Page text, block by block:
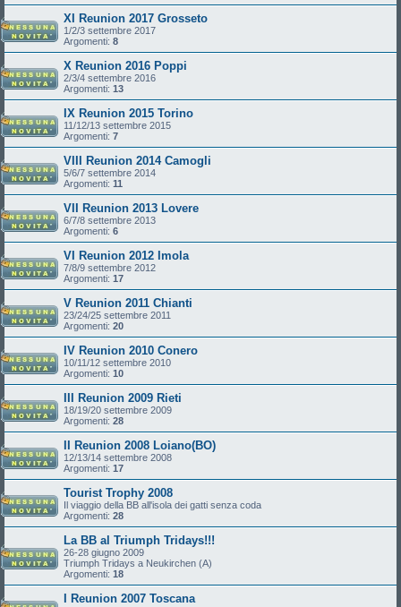
XI Reunion 2017 Grosseto
1/2/3 settembre 2017
Argomenti: 8
X Reunion 2016 Poppi
2/3/4 settembre 2016
Argomenti: 13
IX Reunion 2015 Torino
11/12/13 settembre 2015
Argomenti: 7
VIII Reunion 2014 Camogli
5/6/7 settembre 2014
Argomenti: 11
VII Reunion 2013 Lovere
6/7/8 settembre 2013
Argomenti: 6
VI Reunion 2012 Imola
7/8/9 settembre 2012
Argomenti: 17
V Reunion 2011 Chianti
23/24/25 settembre 2011
Argomenti: 20
IV Reunion 2010 Conero
10/11/12 settembre 2010
Argomenti: 10
III Reunion 2009 Rieti
18/19/20 settembre 2009
Argomenti: 28
II Reunion 2008 Loiano(BO)
12/13/14 settembre 2008
Argomenti: 17
Tourist Trophy 2008
Il viaggio della BB all'isola dei gatti senza coda
Argomenti: 28
La BB al Triumph Tridays!!!
26-28 giugno 2009
Triumph Tridays a Neukirchen (A)
Argomenti: 18
I Reunion 2007 Toscana